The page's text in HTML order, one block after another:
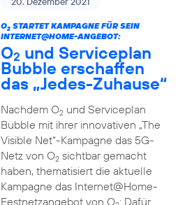
O2STARTET KAMPAGNE FÜR SEIN
INTERNET@HOME-ANGEBOT:
O2 und Serviceplan
Bubble erschaffen
das „Jedes-Zuhause“
Nachdem O2und Serviceplan
Bubble mit ihrer innovativen „The
Visible Net“-Kampagne das 5G-
Netz von O2sichtbar gemacht
haben, thematisiert die aktuelle
Kampagne das Internet@Home-
Festnetzangebot von O : Dafür